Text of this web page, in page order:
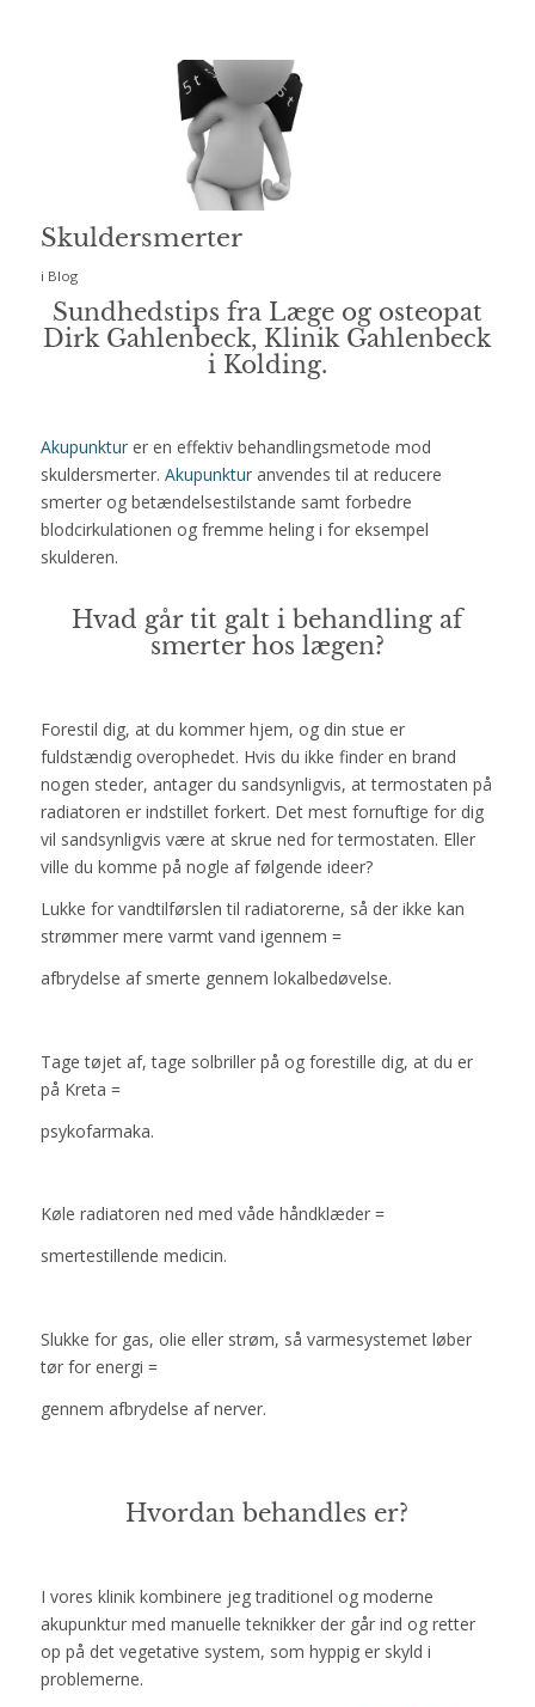
Skuldersmerter
i Blog
Sundhedstips fra Læge og osteopat
Dirk Gahlenbeck, Klinik Gahlenbeck
i Kolding.
Akupunkturer en effektiv behandlingsmetode mod
skuldersmerter. Akupunkturanvendes til at reducere
smerter og betændelsestilstande samt forbedre
blodcirkulationen og fremme heling i for eksempel
skulderen.
Hvad går tit galt i behandling af
smerter hos lægen?
Forestil dig, at du kommer hjem, og din stue er
fuldstændig overophedet. Hvis du ikke finder en brand
nogen steder, antager du sandsynligvis, at termostaten på
radiatoren er indstillet forkert. Det mest fornuftige for dig
vil sandsynligvis være at skrue ned for termostaten. Eller
ville du komme på nogle af følgende ideer?
Lukke for vandtilførslen til radiatorerne, så der ikke kan
strømmer mere varmt vand igennem =
afbrydelse af smerte gennem lokalbedøvelse.
Tage tøjet af, tage solbriller på og forestille dig, at du er
på Kreta =
psykofarmaka.
Køle radiatoren ned med våde håndklæder =
smertestillende medicin.
Slukke for gas, olie eller strøm, så varmesystemet løber
tør for energi =
gennem afbrydelse af nerver.
Hvordan behandles er?
I vores klinik kombinere jeg traditionel og moderne
akupunktur med manuelle teknikker der går ind og retter
op på det vegetative system, som hyppig er skyld i
problemerne.